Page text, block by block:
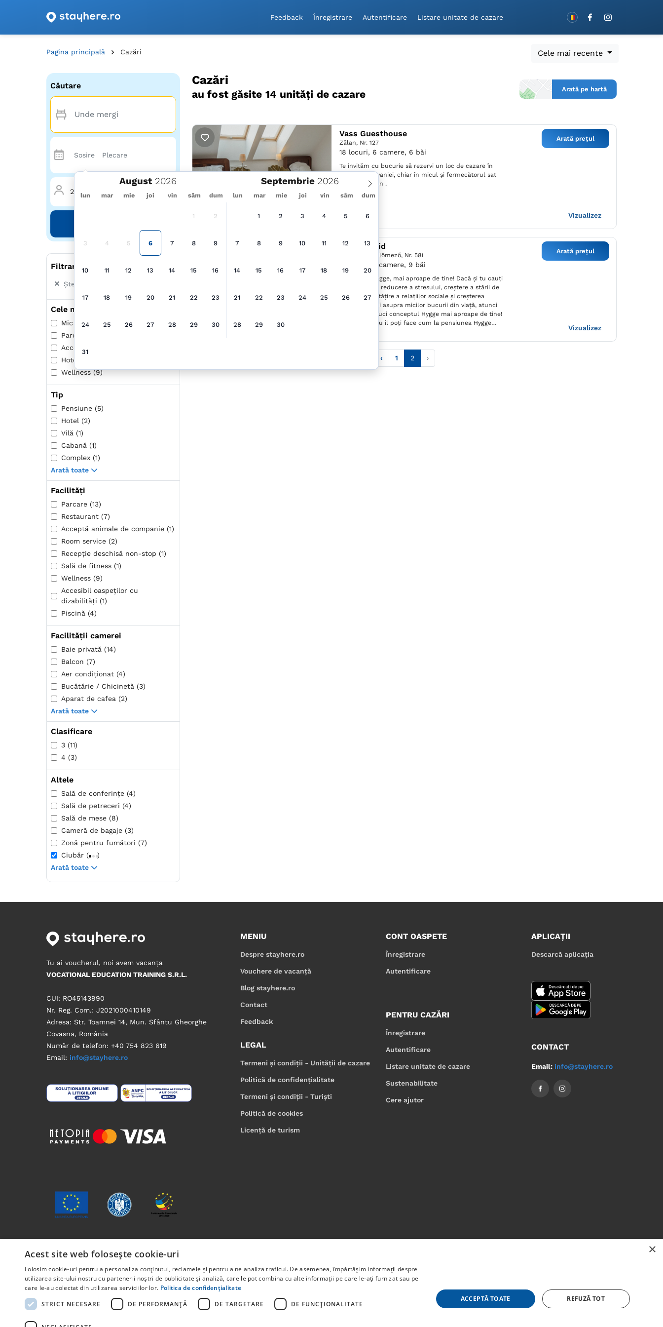
Feedback
Înregistrare Autentificare Listare unitate de cazare
Pagina principală Cazări Cele mai recente
Căutare
2 Adulți · 1 Cameră
Filtrare după
Șterge toate filtrele
Cele mai populare
Mic dejun inclus (2)
Parcare (13)
Acceptă animale de companie (1)
Hotel (2)
Wellness (9)
Tip
Pensiune (5)
Hotel (2)
Vilă (1)
Cabană (1)
Complex (1)
Arată toate
Facilități
Parcare (13)
Restaurant (7)
Acceptă animale de companie (1)
Room service (2)
Recepţie deschisă non-stop (1)
Sală de fitness (1)
Wellness (9)
Accesibil oaspeților cu
dizabilități (1)
Piscină (4)
Facilității camerei
Baie privată (14)
Balcon (7)
Aer condiţionat (4)
Bucătărie / Chicinetă (3)
Aparat de cafea (2)
Arată toate
Clasificare
3 (11)
4 (3)
Altele
Sală de conferințe (4)
Sală de petreceri (4)
Sală de mese (8)
Cameră de bagaje (3)
Zonă pentru fumători (7)
Ciubăr (
)
Arată toate
Cazări
au fost găsite 14 unităţi de cazare Arată pe hartă
Vass Guesthouse
Zălan, Nr. 127
18 locuri, 6 camere, 6 băi
Te invităm cu bucurie să rezervi un loc de cazare în
inima Transilvaniei, chiar în micul și fermecătorul sat
secuiesc Zălan .
Arată prețul
Vizualizez
Hygge Praid
Str. Küllőmező, Nr. 58i
21 locuri, 9 camere, 9 băi
Conceptul Hygge, mai aproape de tine! Dacă și tu cauți
modalități de reducere a stresului, creștere a stării de
bine, îmbunătățire a relațiilor sociale și creșterea
conștientizării asupra micilor bucurii din viață, atunci
trebuie să aduci conceptul Hygge mai aproape de tine!
Iar acest lucru îl poți face cum la pensiunea Hygge
Arată prețul
Vizualizez
‹ 1 2 ›
Tu ai voucherul, noi avem vacanța
VOCATIONAL EDUCATION TRAINING S.R.L.
CUI: RO45143990
Nr. Reg. Com.: J2021000410149
Adresa: Str. Toamnei 14, Mun. Sfântu Gheorghe
Covasna, România
Număr de telefon: +40 754 823 619
Email: info@stayhere.ro
MENIU
Despre stayhere.ro
Vouchere de vacanță
Blog stayhere.ro
Contact
Feedback
LEGAL
Termeni și condiții - Unității de cazare
Politică de confidențialitate
Termeni și condiții - Turiști
Politică de cookies
Licență de turism
CONT OASPETE
Înregistrare
Autentificare
PENTRU CAZĂRI
Înregistrare
Autentificare
Listare unitate de cazare
Sustenabilitate
Cere ajutor
APLICAȚII
Descarcă aplicația
CONTACT
Email: info@stayhere.ro
Conținutul acestui material nu reprezintă în mod obligatoriu poziția oficială a Uniunii Europene sau a Guvernului României
POCU/829/6/13 – Innotech Student. Titlul proiectului: STUDENT START-UP 1.0 Cod proiect: 142131.
×
Acest site web folosește cookie-uri
Folosim cookie-uri pentru a personaliza conținutul, reclamele și pentru a ne analiza traficul. De asemenea, împărtășim informații despre
utilizarea site-ului nostru cu partenerii noștri de publicitate și analiză, care le pot combina cu alte informații pe care le-ați furnizat sau pe
care le-au colectat din utilizarea serviciilor lor. Politica de confidențialitate
STRICT NECESARE
DE PERFORMANȚĂ DE TARGETARE DE FUNCŢIONALITATE
ACCEPTĂ TOATE REFUZĂ TOT
August Septembrie
lun mar mie joi vin sâm dum lun mar mie joi vin sâm dum
1 2
3 4 5 6 7 8 9
10 11 12 13 14 15 16
17 18 19 20 21 22 23
24 25 26 27 28 29 30
31
1 2 3 4 5 6
7 8 9 10 11 12 13
14 15 16 17 18 19 20
21 22 23 24 25 26 27
28 29 30